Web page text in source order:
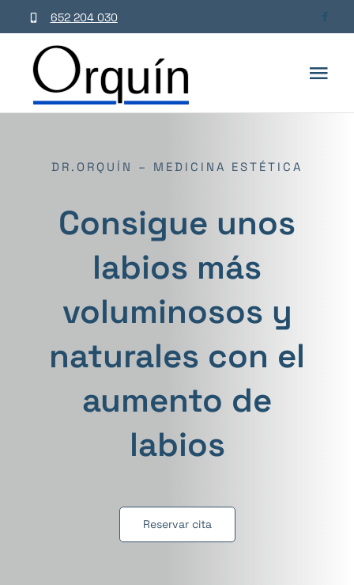
Saltar
contenido
652 204 030
DR.ORQUÍN – MEDICINA ESTÉTICA
Consigue unos
labios más
voluminosos y
naturales con el
aumento de
labios
Reservar cita